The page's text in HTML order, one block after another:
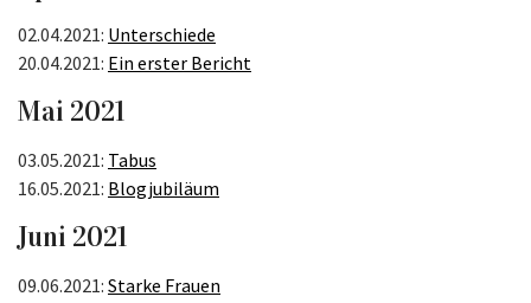
02.04.2021: Unterschiede
20.04.2021: Ein erster Bericht
Mai 2021
03.05.2021: Tabus
16.05.2021: Blogjubiläum
Juni 2021
09.06.2021: Starke Frauen